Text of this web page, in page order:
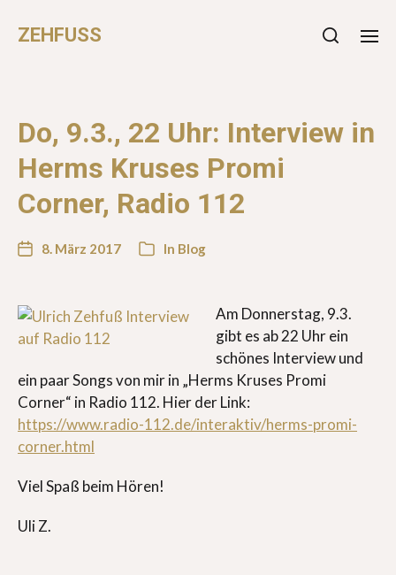
ZEHFUSS
Do, 9.3., 22 Uhr: Interview in
Herms Kruses Promi
Corner, Radio 112
8. März 2017 In Blog
Am Donnerstag, 9.3.
gibt es ab 22 Uhr ein
schönes Interview und
ein paar Songs von mir in „Herms Kruses Promi
Corner“ in Radio 112. Hier der Link:
https://www.radio-112.de/interaktiv/herms-promi-
corner.html
Viel Spaß beim Hören!
Uli Z.